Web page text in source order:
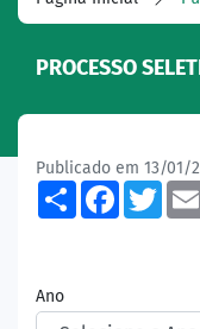
PROCESSO
Publicado em 13/01/
Share
Ano